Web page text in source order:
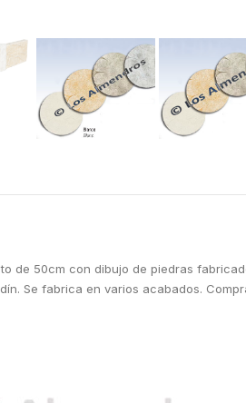
de 50cm con dibujo de piedras
Se fabrica en varios acabados.